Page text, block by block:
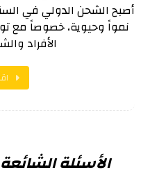
أصبح الشحن الدولي في
نمواً وحيوية، خصوصاً مع
الأفراد
الأسئلة